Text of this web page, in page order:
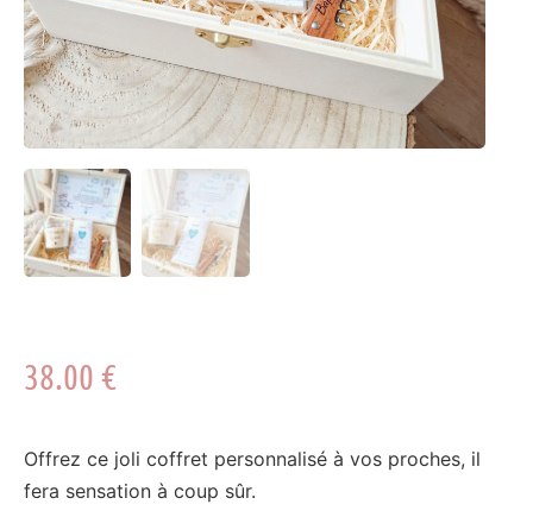
38.00 €
Offrez ce joli coffret personnalisé à vos proches, il
fera sensation à coup sûr.